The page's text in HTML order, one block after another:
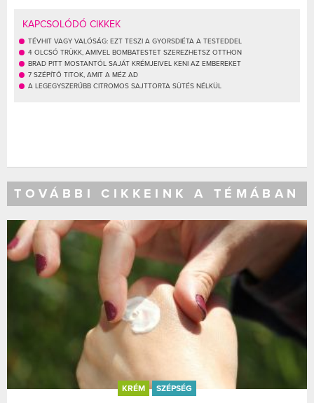
KAPCSOLÓDÓ CIKKEK
TÉVHIT VAGY VALÓSÁG: EZT TESZI A GYORSDIÉTA A TESTEDDEL
4 OLCSÓ TRÜKK, AMIVEL BOMBATESTET SZEREZHETSZ OTTHON
BRAD PITT MOSTANTÓL SAJÁT KRÉMJEIVEL KENI AZ EMBEREKET
7 SZÉPÍTŐ TITOK, AMIT A MÉZ AD
A LEGEGYSZERŰBB CITROMOS SAJTTORTA SÜTÉS NÉLKÜL
TOVÁBBI CIKKEINK A TÉMÁBAN
KRÉM SZÉPSÉG